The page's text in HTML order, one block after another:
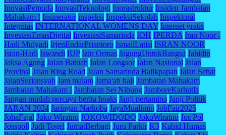
InovasiPemuda InovasiTeknologi Inprastruktur Insiden Jambatan
Mahakam I Insinerator inspeksi InspeksiSekolah Inspektorat
Integritas INTERNATIONAL WOMENS DAY Internet gratis
InvestasiEmasDigital InvestasiSamarinda IOH IPERDA Iran Noor -
Hadi Mulyadi IrjenEndarPriantoro IsmailLatisi ISRAN NOOR
Isran-Hadi Iswandi IUP Izin Ormas JagungUntukBangsa Jahidin
Jaksa Agung Jalan Batuah Jalan Longsor Jalan Nasional Jalan
Provinsi Jalan Ring Road Jalan Samarinda Balikpapan Jalan Sehat
JalanSuriansyah Jam malam Jama'ah haji Jambatan Mahakam
Jambatan Mahakam I Jambatan Sei Nibung JamboreKarhutla
Jangan mudah percaya berita hoaks Janji pertamina Janji Politik
JARAN 2024 Jaringan Narkoba JayaMualimin JobFair2025
JohaFajal Joko Wiratno JOKOWIDODO JokoWiratno Jos Pol
Josspoll Judi Togel JumatBerbagi Juru Parkir K3 Kabid Humas